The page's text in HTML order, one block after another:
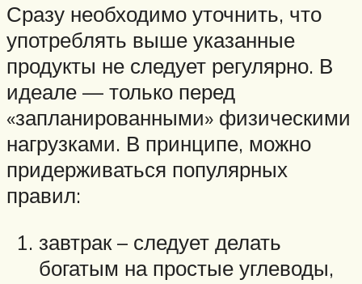
Сразу необходимо уточнить, что
употреблять выше указанные
продукты не следует регулярно. В
идеале — только перед
«запланированными» физическими
нагрузками. В принципе, можно
придерживаться популярных
правил:
завтрак – следует делать
богатым на простые углеводы,